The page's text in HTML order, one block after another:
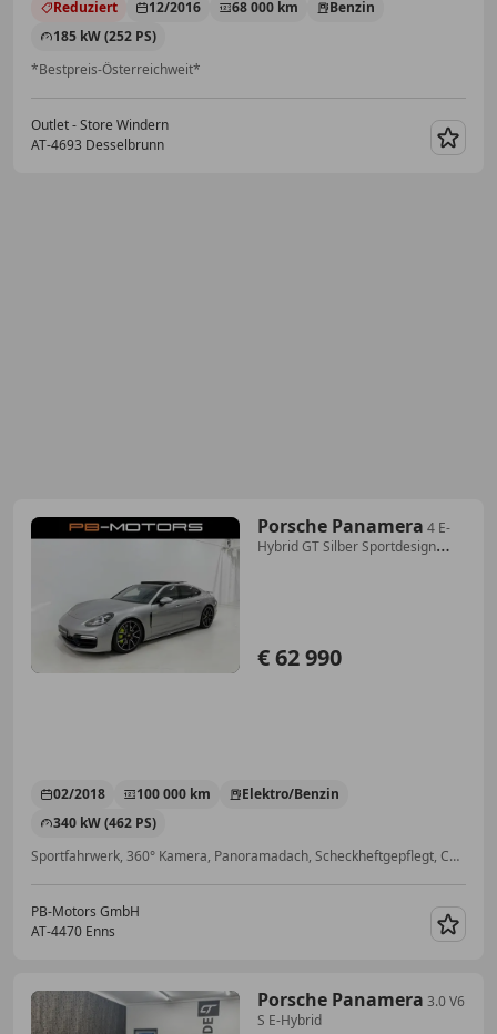
Reduziert 12/2016 68 000 km
Benzin
185 kW (252 PS)
*Bestpreis-Österreichweit*
Outlet - Store Windern
AT-4693 Desselbrunn
Porsche Panamera 4 E-
Hybrid GT Silber Sportdesign
€ 62 990
02/2018 100 000 km
Elektro/Benzin
340 kW (462 PS)
Sportfahrwerk, 360° Kamera, Panoramadach, Scheckheftgepflegt, CD, Radio, Kurvenlicht, Sportpaket
PB-Motors GmbH
AT-4470 Enns
Porsche Panamera 3.0 V6
S E-Hybrid